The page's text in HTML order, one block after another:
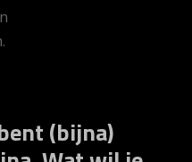
(bijna)